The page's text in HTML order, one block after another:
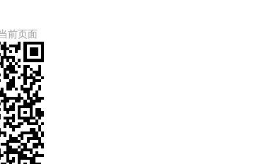
前页面